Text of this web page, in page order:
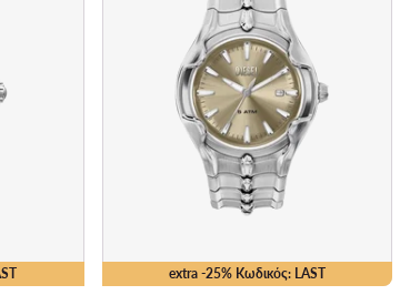
extra -25% Κωδικός: LAST